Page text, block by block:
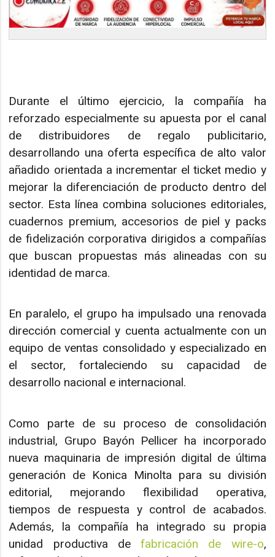
Durante el último ejercicio, la compañía ha
reforzado especialmente su apuesta por el canal
de distribuidores de regalo publicitario,
desarrollando una oferta específica de alto valor
añadido orientada a incrementar el ticket medio y
mejorar la diferenciación de producto dentro del
sector. Esta línea combina soluciones editoriales,
cuadernos premium, accesorios de piel y packs
de fidelización corporativa dirigidos a compañías
que buscan propuestas más alineadas con su
identidad de marca.
En paralelo, el grupo ha impulsado una renovada
dirección comercial y cuenta actualmente con un
equipo de ventas consolidado y especializado en
el sector, fortaleciendo su capacidad de
desarrollo nacional e internacional.
Como parte de su proceso de consolidación
industrial, Grupo Bayón Pellicer ha incorporado
nueva maquinaria de impresión digital de última
generación de Konica Minolta para su división
editorial, mejorando flexibilidad operativa,
tiempos de respuesta y control de acabados.
Además, la compañía ha integrado su propia
unidad productiva defabricación de wire-o,